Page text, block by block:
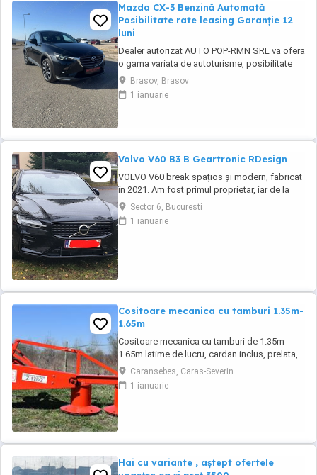
Mazda CX-3 Benzină Automată
Posibilitate rate leasing Garanție 12
luni
Dealer autorizat AUTO POP-RMN SRL va ofera
o gama variata de autoturisme, posibilitate
test drive si comenzi. Va asteptam in parcul
nostru pentru vizionari. * Posibilitate finantare,
rate leasing Garantie 12 luni ####FINANTARE-
Brasov, Brasov
1 ianuarie
Volvo V60 B3 B Geartronic RDesign
VOLVO V60 break spațios și modern, fabricat
în 2021. Am fost primul proprietar, iar de la
înmatriculare (octombrie 2021) până la
aducerea în România (iulie 2025) a rulat pe
autostrăzi în Belgia. Este o mașină
Sector 6, Bucuresti
1 ianuarie
Cositoare mecanica cu tamburi 1.35m-
1.65m
Cositoare mecanica cu tamburi de 1.35m-
1.65m latime de lucru, cardan inclus, prelata,
cheie de cutite Transport in toate judetele
Caransebes, Caras-Severin
1 ianuarie
Hai cu variante , aștept ofertele